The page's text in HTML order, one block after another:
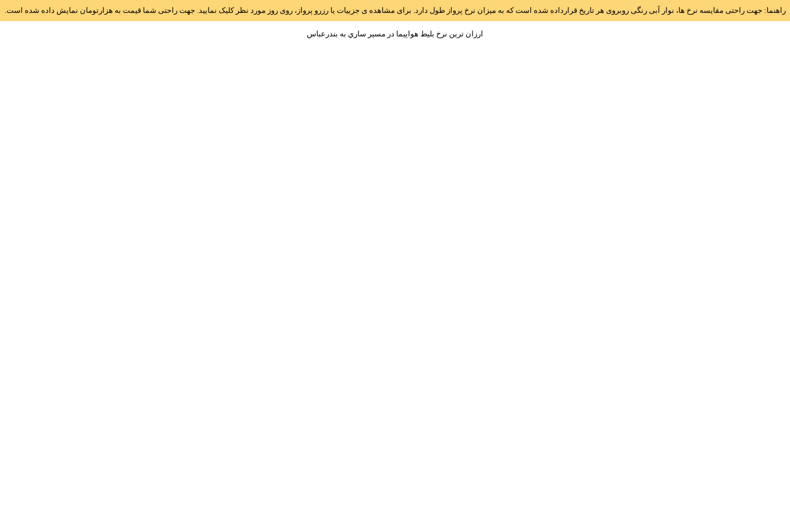
راهنما: جهت راحتی مقایسه نرخ ها، نوار آبی رنگی روبروی هر تاریخ قرارداده شده است که به میزان نرخ پرواز طول دارد. برای مشاهده ی جزییات یا رزرو پرواز، روی روز مورد نظر کلیک نمایید. جهت راحتی شما قیمت به هزارتومان نمایش داده شده است.
ارزان ترین نرخ بلیط هواپیما در مسیر ساري به بندرعباس